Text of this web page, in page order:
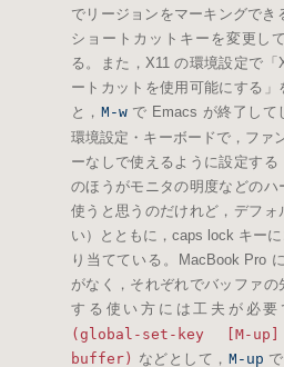
でリージョンをマーキングでき
ショートカットキーを変更し
る。また，X11 の環境設定で「
ートカットを使用可能にする
と， M-wで Emacs が終了して
環境設定・キーボードで，ファ
ーなしで使えるように設定する
のほうがモニタの明度などのハ
使うと思うのだけれど，デフォ
い）とともに，caps lock キー
り当てている。MacBook Pro
がなく，それぞれでバッファ
する使い方には工夫が必要
(global-set-key [M-
buffer) などとして， M-up